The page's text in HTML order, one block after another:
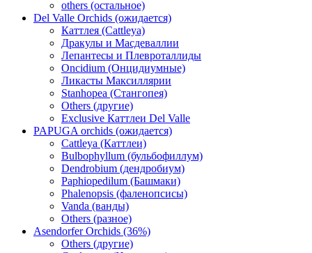
others (остальное)
Del Valle Orchids (ожидается)
Каттлея (Cattleya)
Дракулы и Масдеваллии
Лепантесы и Плевроталлиды
Oncidium (Онцидиумные)
Ликасты Максиллярии
Stanhopea (Стангопея)
Others (другие)
Exclusive Каттлеи Del Valle
PAPUGA orchids (ожидается)
Cattleya (Каттлеи)
Bulbophyllum (бульбофиллум)
Dendrobium (дендробиум)
Paphiopedilum (Башмаки)
Phalenopsis (фаленопсисы)
Vanda (ванды)
Others (разное)
Asendorfer Orchids (36%)
Others (другие)